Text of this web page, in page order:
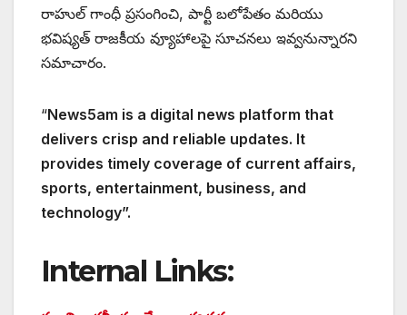
రాహుల్ గాంధీ ప్రసంగించి, పార్టీ బలోపేతం మరియు
భవిష్యత్ రాజకీయ వ్యూహాలపై సూచనలు ఇవ్వనున్నారని
సమాచారం.
“News5am is a digital news platform that
delivers crisp and reliable updates. It
provides timely coverage of current affairs,
sports, entertainment, business, and
technology”.
Internal Links: